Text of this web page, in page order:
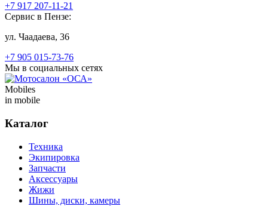
+7 917 207-11-21
Сервис в Пензе:
ул. Чаадаева, 36
+7 905 015-73-76
Мы в социальных сетях
Mobiles
in mobile
Каталог
Техника
Экипировка
Запчасти
Аксессуары
Жижи
Шины, диски, камеры